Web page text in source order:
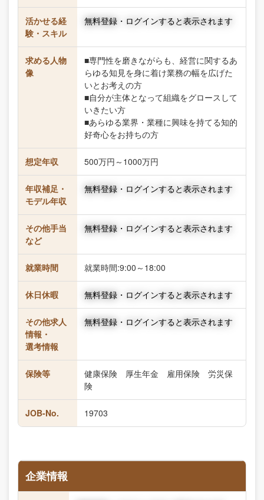
活かせる経
験・スキル
無料登録・ログインすると表示されます
求める人物
像
■専門性を磨きながらも、経営に関するあ
らゆる知見を身に着け業務の幅を広げた
いとお考えの方
■自分が主体となって組織をグロースして
いきたい方
■あらゆる業界・業種に興味を持てる知的
好奇心をお持ちの方
想定年収 500万円～1000万円
年収補足・
モデル年収
無料登録・ログインすると表示されます
その他手当
など
無料登録・ログインすると表示されます
就業時間 就業時間:9:00～18:00
休日休暇 無料登録・ログインすると表示されます
その他求人
情報・
選考情報
無料登録・ログインすると表示されます
保険等
健康保険 厚生年金 雇用保険 労災保
険
JOB-No. 19703
企業情報